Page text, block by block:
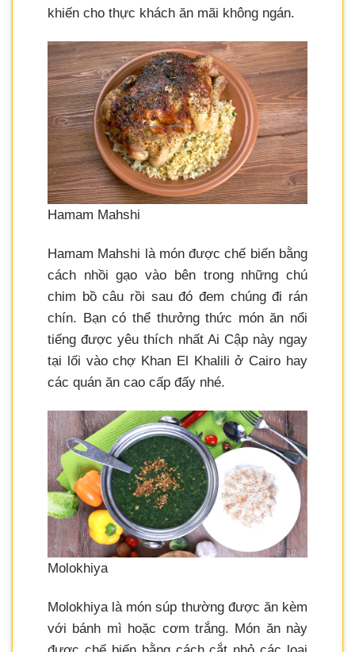
khiến cho thực khách ăn mãi không ngán.
Hamam Mahshi
Hamam Mahshi là món được chế biến bằng
cách nhồi gạo vào bên trong những chú
chim bồ câu rồi sau đó đem chúng đi rán
chín. Bạn có thể thưởng thức món ăn nổi
tiếng được yêu thích nhất Ai Cập này ngay
tại lối vào chợ Khan El Khalili ở Cairo hay
các quán ăn cao cấp đấy nhé.
Molokhiya
Molokhiya là món súp thường được ăn kèm
với bánh mì hoặc cơm trắng. Món ăn này